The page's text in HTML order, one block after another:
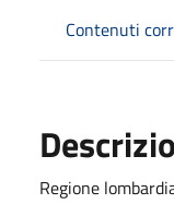
Contenuti
Regione